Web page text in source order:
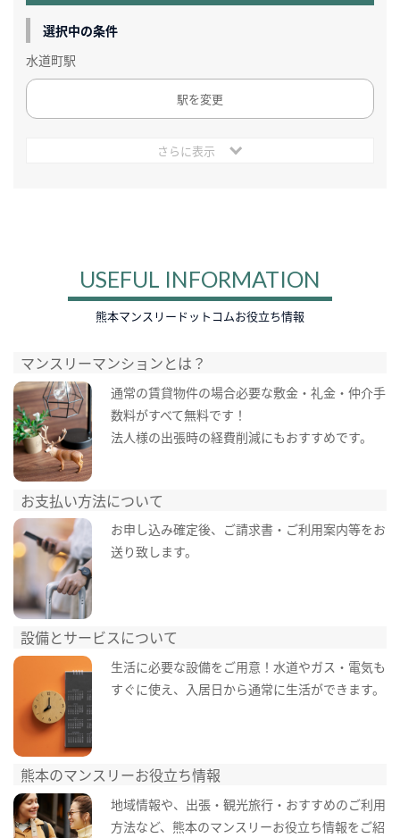
選択中の条件
水道町駅
駅を変更
さらに表示
USEFUL INFORMATION
熊本マンスリードットコムお役立ち情報
マンスリーマンションとは？
通常の賃貸物件の場合必要な敷金・礼金・仲介手
数料がすべて無料です！
法人様の出張時の経費削減にもおすすめです。
お支払い方法について
お申し込み確定後、ご請求書・ご利用案内等をお
送り致します。
設備とサービスについて
生活に必要な設備をご用意！水道やガス・電気も
すぐに使え、入居日から通常に生活ができます。
熊本のマンスリーお役立ち情報
地域情報や、出張・観光旅行・おすすめのご利用
方法など、熊本のマンスリーお役立ち情報をご紹